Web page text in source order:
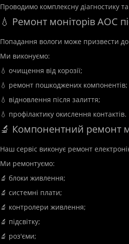
Терміновий ремонт ноутбука
Терміновий ремонт ноутбуків Asus у
Львові – вигідно та надійно
Asus – це потужні пристрої..
від
580 грн.
Проводимо комплексну діагностику
💧 Ремонт моніторів AOC
Попадання вологи може призвести
Ми виконуємо:
💧 очищення від корозії;
💧 ремонт пошкоджених компонентів;
💧 відновлення після залиття;
💧 профілактику окислення контактів.
🔬 Компонентний ремонт
Наш сервіс виконує ремонт
Ми ремонтуємо:
🔬 блоки живлення;
🔬 системні плати;
🔬 контролери живлення;
🔬 підсвітку;
🔬 роз'єми;